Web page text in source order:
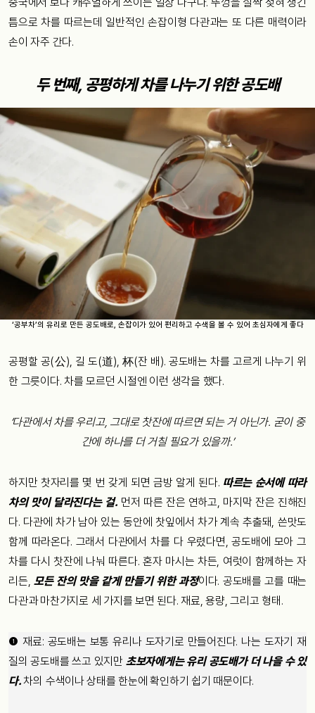
틈으로 차를 따르는데 일반적인 손잡이형 다관과는 또 다른 매력이라
손이 자주 간다.
두 번째, 공평하게 차를 나누기 위한 공도배
‘공부차’의 유리로 만든 공도배로, 손잡이가 있어 편리하고 수색을 볼 수 있어 초심자에게 좋다
공평할 공(公), 길 도(道), 杯(잔 배). 공도배는 차를 고르게 나누기 위
한 그릇이다. 차를 모르던 시절엔 이런 생각을 했다.
‘다관에서 차를 우리고, 그대로 찻잔에 따르면 되는 거 아닌가. 굳이 중
간에 하나를 더 거칠 필요가 있을까.’
하지만 찻자리를 몇 번 갖게 되면 금방 알게 된다. 따르는 순서에 따라
차의 맛이 달라진다는 걸. 먼저 따른 잔은 연하고, 마지막 잔은 진해진
다. 다관에 차가 남아 있는 동안에 찻잎에서 차가 계속 추출돼, 쓴맛도
함께 따라온다. 그래서 다관에서 차를 다 우렸다면, 공도배에 모아 그
차를 다시 찻잔에 나눠 따른다. 혼자 마시는 차든, 여럿이 함께하는 자
리든, 모든 잔의 맛을 같게 만들기 위한 과정이다. 공도배를 고를 때는
다관과 마찬가지로 세 가지를 보면 된다. 재료, 용량, 그리고 형태.
❶ 재료: 공도배는 보통 유리나 도자기로 만들어진다. 나는 도자기 재
질의 공도배를 쓰고 있지만 초보자에게는 유리 공도배가 더 나을 수 있
다.차의 수색이나 상태를 한눈에 확인하기 쉽기 때문이다.